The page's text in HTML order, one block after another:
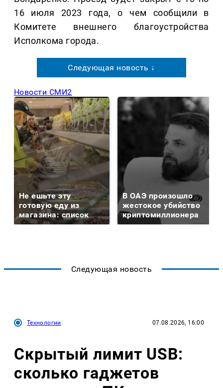
16 июля 2023 года, о чем сообщили в
Комитете внешнего благоустройства
Исполкома города.
Следующая новость ↓
Новости СМИ2
Не ешьте эту
готовую еду из
магазина: список
В ОАЭ произошло
жестокое убийство
криптомиллионера
Следующая новость
Технологии 07.08.2026, 16:00
Скрытый лимит USB:
сколько гаджетов